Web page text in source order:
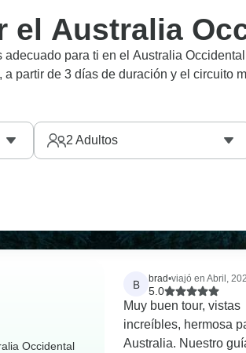
el Australia
para ti en el Australia
partir de 3 días de duración y el circuito
2 Adultos
Occidental
B brad•viajó en Abril,
5.0
Muy buen tour, vistas
increíbles, hermosa
Australia. Nuestro